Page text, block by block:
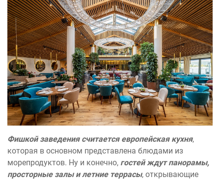
Фишкой заведения считается европейская кухня,
которая в основном представлена блюдами из
морепродуктов. Ну и конечно, гостей ждут панорамы,
просторные залы и летние террасы, открывающие